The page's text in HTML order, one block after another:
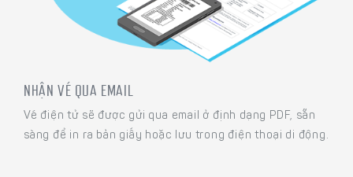
NHẬN VÉ QUA EMAIL
Vé điện tử sẽ được gửi qua email ở định dạng PDF, sẵn
sàng để in ra bản giấy hoặc lưu trong điện thoại di động.